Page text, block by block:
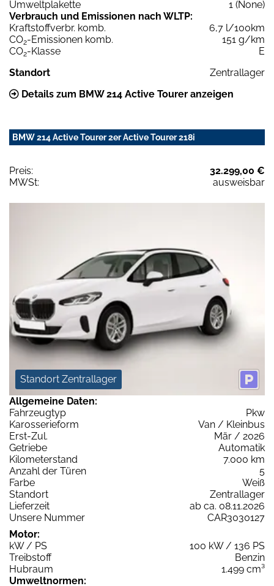
Umweltplakette
1 (None)
Verbrauch und Emissionen nach WLTP:
Kraftstoffverbr. komb.
6,7 l/100km
CO2-Emissionen komb.
151 g/km
CO2-Klasse
E
Standort
Zentrallager
Details zum BMW 214 Active Tourer anzeigen
BMW 214 Active Tourer 2er Active Tourer 218i
Preis:
32.299,00 €
MWSt:
ausweisbar
Standort Zentrallager
Allgemeine Daten:
Fahrzeugtyp
Pkw
Karosserieform
Van / Kleinbus
Erst-Zul.
Mär / 2026
Getriebe
Automatik
Kilometerstand
7.000 km
Anzahl der Türen
5
Farbe
Weiß
Standort
Zentrallager
Lieferzeit
ab ca. 08.11.2026
Unsere Nummer
CAR3030127
Motor:
kW / PS
100 kW / 136 PS
Treibstoff
Benzin
Hubraum
1.499 cm³
Umweltnormen: